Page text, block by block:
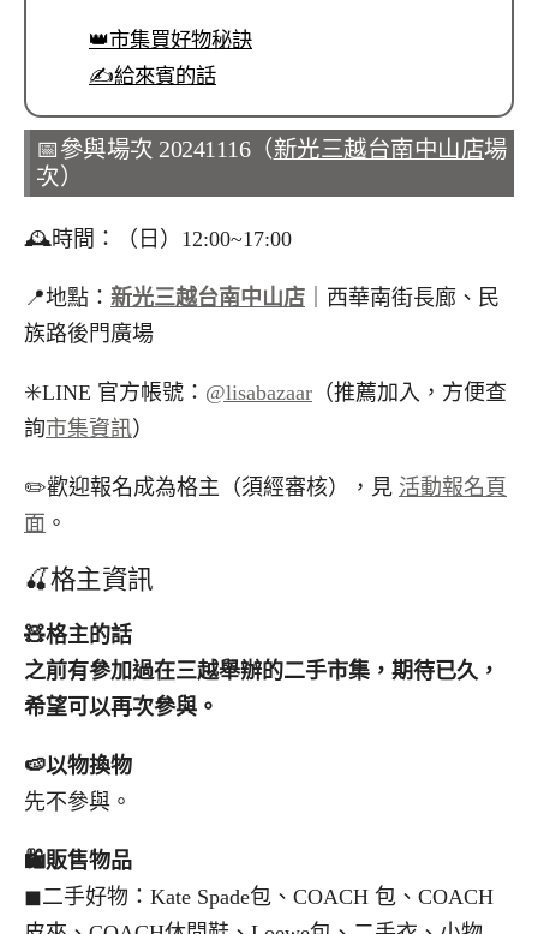
👑市集買好物秘訣
✍️給來賓的話
📅參與場次 20241116（新光三越台南中山店場
次）
🕰️時間：（日）12:00~17:00
📍地點： 新光三越台南中山店 ｜西華南街長廊、民
族路後門廣場
✳️LINE 官方帳號： @lisabazaar （推薦加入，方便查
詢市集資訊）
✏️歡迎報名成為格主（須經審核），見 活動報名頁
面 。
🍒格主資訊
🧸格主的話
之前有參加過在三越舉辦的二手市集，期待已久，
希望可以再次參與。
🍉以物換物
先不參與。
🛍️販售物品
◼︎二手好物：Kate Spade包、COACH 包、COACH